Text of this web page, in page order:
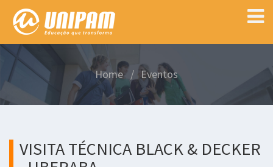
Home Eventos
VISITA TÉCNICA BLACK & DECKER